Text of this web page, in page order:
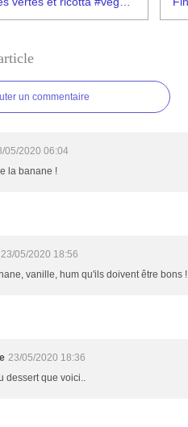
un commentaire
05/2020 06:04
la banane !
23/05/2020 18:56
vanille, hum qu'ils doivent être bons !
23/05/2020 18:36
dessert que voici..